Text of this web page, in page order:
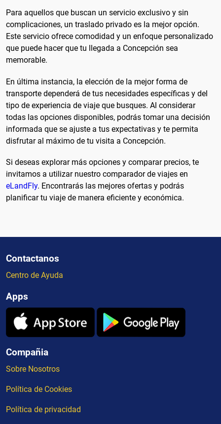
Para aquellos que buscan un servicio exclusivo y sin
complicaciones, un traslado privado es la mejor opción.
Este servicio ofrece comodidad y un enfoque personalizado
que puede hacer que tu llegada a Concepción sea
memorable.
En última instancia, la elección de la mejor forma de
transporte dependerá de tus necesidades específicas y del
tipo de experiencia de viaje que busques. Al considerar
todas las opciones disponibles, podrás tomar una decisión
informada que se ajuste a tus expectativas y te permita
disfrutar al máximo de tu visita a Concepción.
Si deseas explorar más opciones y comparar precios, te
invitamos a utilizar nuestro comparador de viajes en
eLandFly. Encontrarás las mejores ofertas y podrás
planificar tu viaje de manera eficiente y económica.
Contactanos
Centro de Ayuda
Apps
Compañia
Sobre Nosotros
Política de Cookies
Política de privacidad